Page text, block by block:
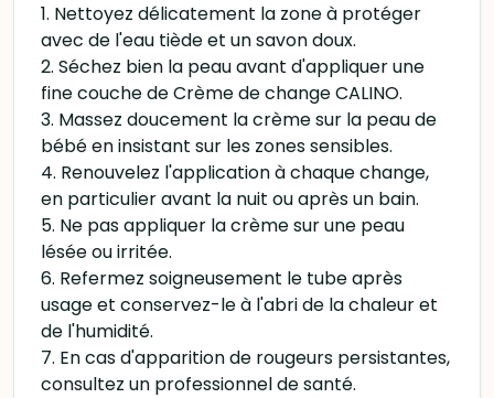
1. Nettoyez délicatement la zone à protéger
avec de l'eau tiède et un savon doux.
2. Séchez bien la peau avant d'appliquer une
fine couche de Crème de change CALINO.
3. Massez doucement la crème sur la peau de
bébé en insistant sur les zones sensibles.
4. Renouvelez l'application à chaque change,
en particulier avant la nuit ou après un bain.
5. Ne pas appliquer la crème sur une peau
lésée ou irritée.
6. Refermez soigneusement le tube après
usage et conservez-le à l'abri de la chaleur et
de l'humidité.
7. En cas d'apparition de rougeurs persistantes,
consultez un professionnel de santé.